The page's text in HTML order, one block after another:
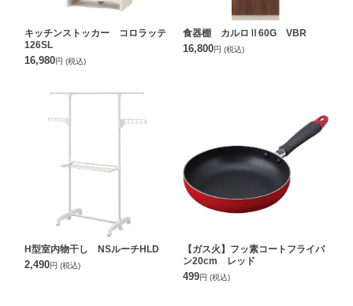
キッチンストッカー コロラッテ
126SL
16,980円 (税込)
食器棚 カルロⅡ60G VBR
16,800円 (税込)
H型室内物干し NSルーチHLD
2,490円 (税込)
【ガス火】フッ素コートフライパ
ン20cm レッド
499円 (税込)